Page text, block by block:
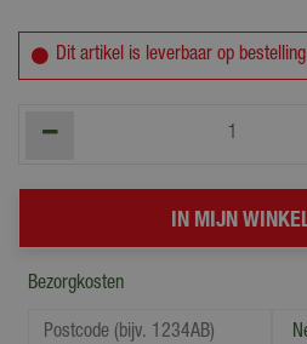
Dit artikel is leverbaar op bestelling
Bezorgkosten